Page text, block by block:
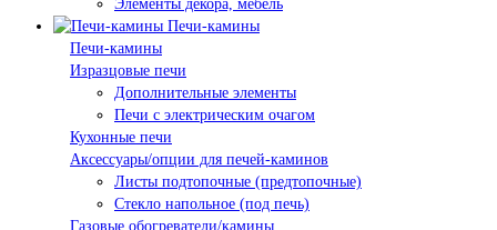
Элементы декора, мебель
Печи-камины
Печи-камины
Изразцовые печи
Дополнительные элементы
Печи с электрическим очагом
Кухонные печи
Аксессуары/опции для печей-каминов
Листы подтопочные (предтопочные)
Стекло напольное (под печь)
Газовые обогреватели/камины